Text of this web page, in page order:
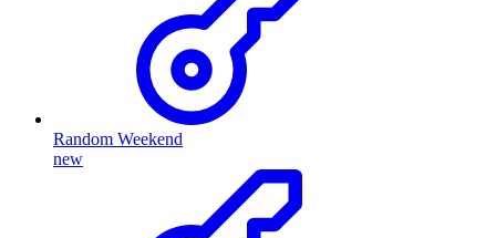
Random Weekend
new